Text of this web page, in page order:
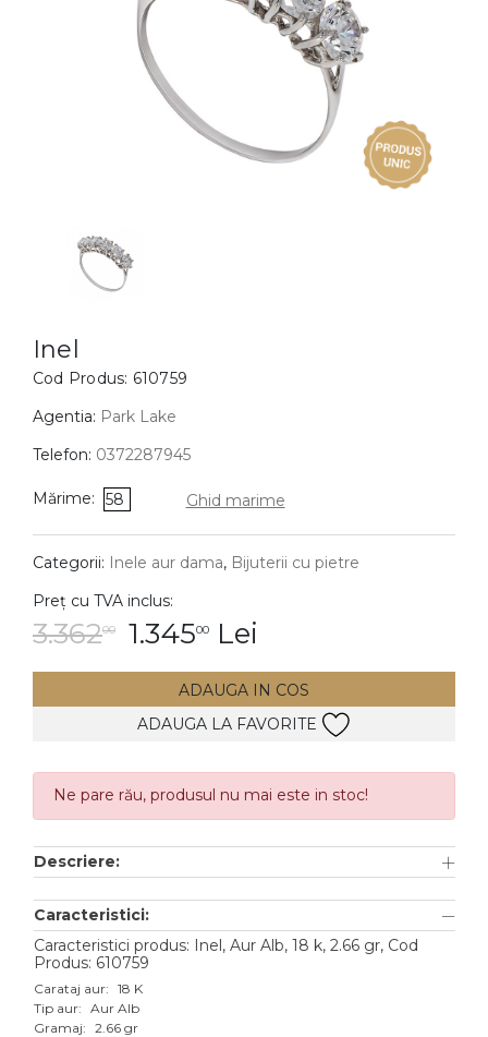
BIJUTERII COPII
Cercei
Bratari
Coliere
Lanturi
Pandantive
DIAMANTE Vezi toate
Cercei
Accesorii
TIP METAL
Aur galben
Aur alb
Aur roz
Aur mixt
Inel
Cod Produs: 610759
Agentia: Park Lake
Telefon: 0372287945
Mărime: 58 Ghid marime
Categorii: Inele aur dama, Bijuterii cu pietre
Preț cu TVA inclus:
3.36200 1.34500 Lei
ADAUGA IN COS
ADAUGA LA FAVORITE
Ne pare rău, produsul nu mai este in stoc!
Descriere:
Caracteristici:
Caracteristici produs: Inel, Aur Alb, 18 k, 2.66 gr, Cod
Produs: 610759
Carataj aur: 18 K
Tip aur: Aur Alb
Gramaj: 2.66 gr